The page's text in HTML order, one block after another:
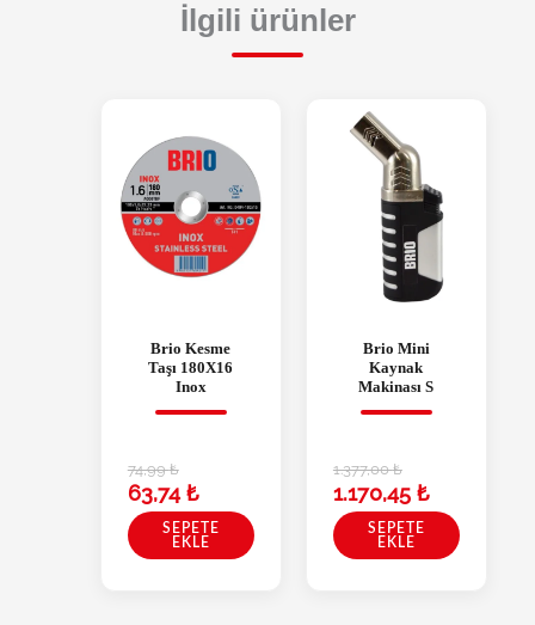
İlgili ürünler
Brio Kesme
Taşı 180X16
Inox
74,99₺
63,74₺
SEPETE
EKLE
Brio Mini
Kaynak
Makinası S
1.377,00₺
1.170,45 ₺
SEPETE
EKLE